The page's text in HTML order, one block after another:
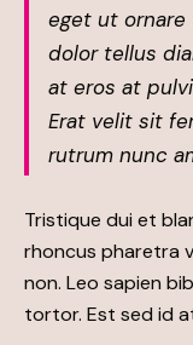
eget ut ornare
dolor tellus
at eros at
Erat velit sit
rutrum nunc
Tristique dui et
rhoncus pharetra
non. Leo sapien
tortor. Est sed id